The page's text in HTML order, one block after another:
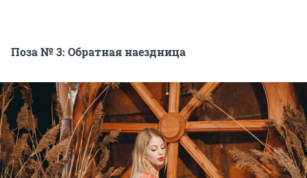
Поза № 3: Обратная наездница